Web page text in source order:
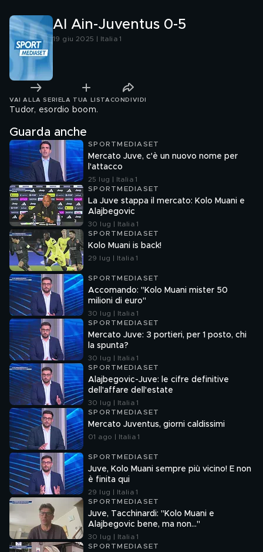
Al Ain-Juventus 0-5
19 giu 2025 | Italia 1
VAI ALLA SERIE LA TUA LISTA CONDIVIDI
Tudor, esordio boom.
Guarda anche
SPORTMEDIASET
Mercato Juve, c'è un nuovo nome per
l'attacco
25 lug | Italia 1
SPORTMEDIASET
La Juve stappa il mercato: Kolo Muani e
Alajbegovic
30 lug | Italia 1
SPORTMEDIASET
Kolo Muani is back!
29 lug | Italia 1
SPORTMEDIASET
Accomando: "Kolo Muani mister 50
milioni di euro"
30 lug | Italia 1
SPORTMEDIASET
Mercato Juve: 3 portieri, per 1 posto, chi
la spunta?
30 lug | Italia 1
SPORTMEDIASET
Alajbegovic-Juve: le cifre definitive
dell'affare dell'estate
30 lug | Italia 1
SPORTMEDIASET
Mercato Juventus, giorni caldissimi
01 ago | Italia 1
SPORTMEDIASET
Juve, Kolo Muani sempre più vicino! E non
è finita qui
29 lug | Italia 1
SPORTMEDIASET
Juve, Tacchinardi: "Kolo Muani e
Alajbegovic bene, ma non..."
30 lug | Italia 1
SPORTMEDIASET